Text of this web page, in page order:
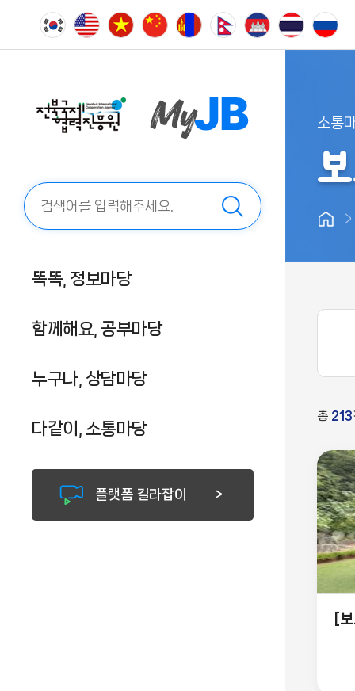
똑똑, 정보마당
함께해요, 공부마당
누구나, 상담마당
다같이, 소통마당
플랫폼 길라잡이
전북국제협력진
소통
총 213
[